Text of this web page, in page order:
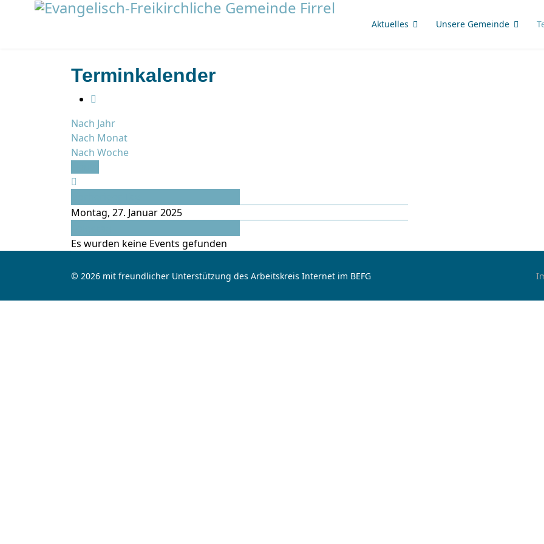
Aktuelles Unsere Gemeinde
Terminkalender
Nach Jahr
Nach Monat
Nach Woche
Montag, 27. Januar 2025
Es wurden keine Events gefunden
© 2026 mit freundlicher Unterstützung des Arbeitskreis Internet im BEFG